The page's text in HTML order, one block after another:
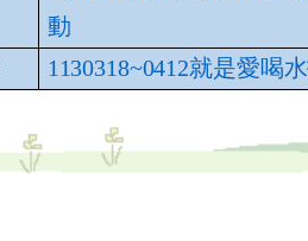
動
1130318~0412就是愛喝